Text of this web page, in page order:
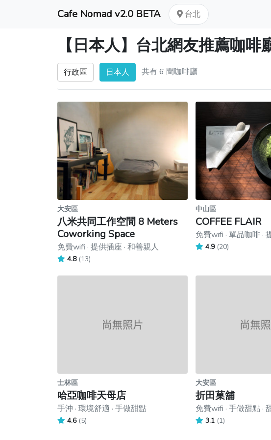
Cafe Nomad v2.0 BETA 台北
【日本人】台北網友推薦咖啡
行政區 日本人 共有 6 間咖啡廳
大安區
八米共同工作空間 8 Meters
Coworking Space
免費wifi · 提供插座 · 和善親人
4.8 (13)
中山區
COFFEE FLAIR
免費wifi · 單品咖啡 ·
4.9 (20)
士林區
哈亞咖啡天母店
手沖 · 環境舒適 · 手做甜點
4.6 (5)
大安區
折田菓舖
免費wifi · 手做甜點 ·
3.1 (1)